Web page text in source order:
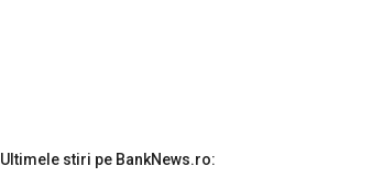
Ultimele stiri pe BankNews.ro: